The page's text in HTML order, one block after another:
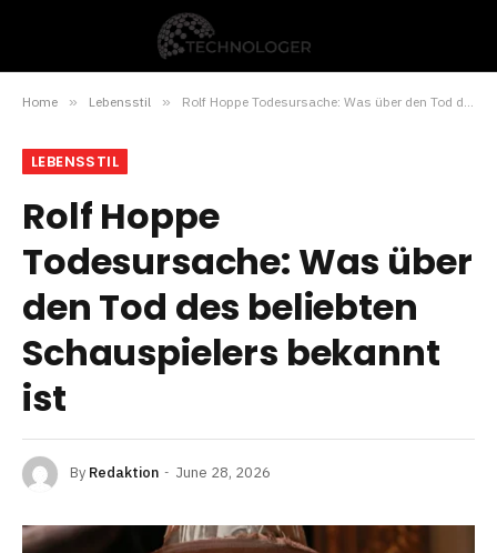
Home » Lebensstil » Rolf Hoppe Todesursache: Was über den Tod des beliebten Schauspielers bekannt ist
LEBENSSTIL
Rolf Hoppe
Todesursache: Was über
den Tod des beliebten
Schauspielers bekannt
ist
By Redaktion June 28, 2026